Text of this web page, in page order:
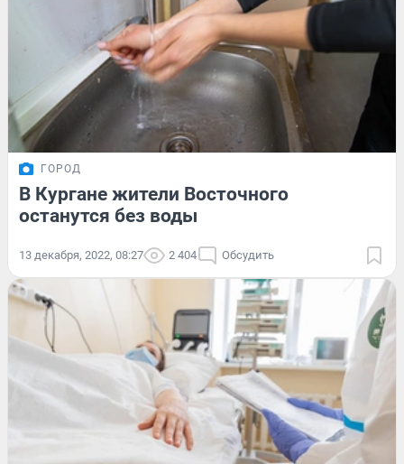
ГОРОД
В Кургане жители Восточного
останутся без воды
13 декабря, 2022, 08:27 2 404 Обсудить